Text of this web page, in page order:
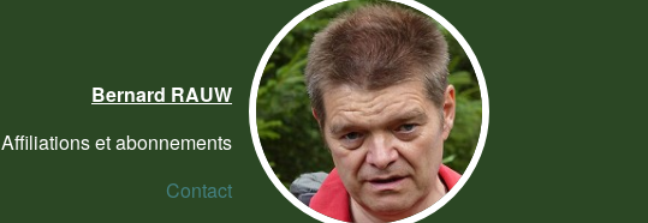
Bernard RAUW
Affiliations et abonnements
Contact